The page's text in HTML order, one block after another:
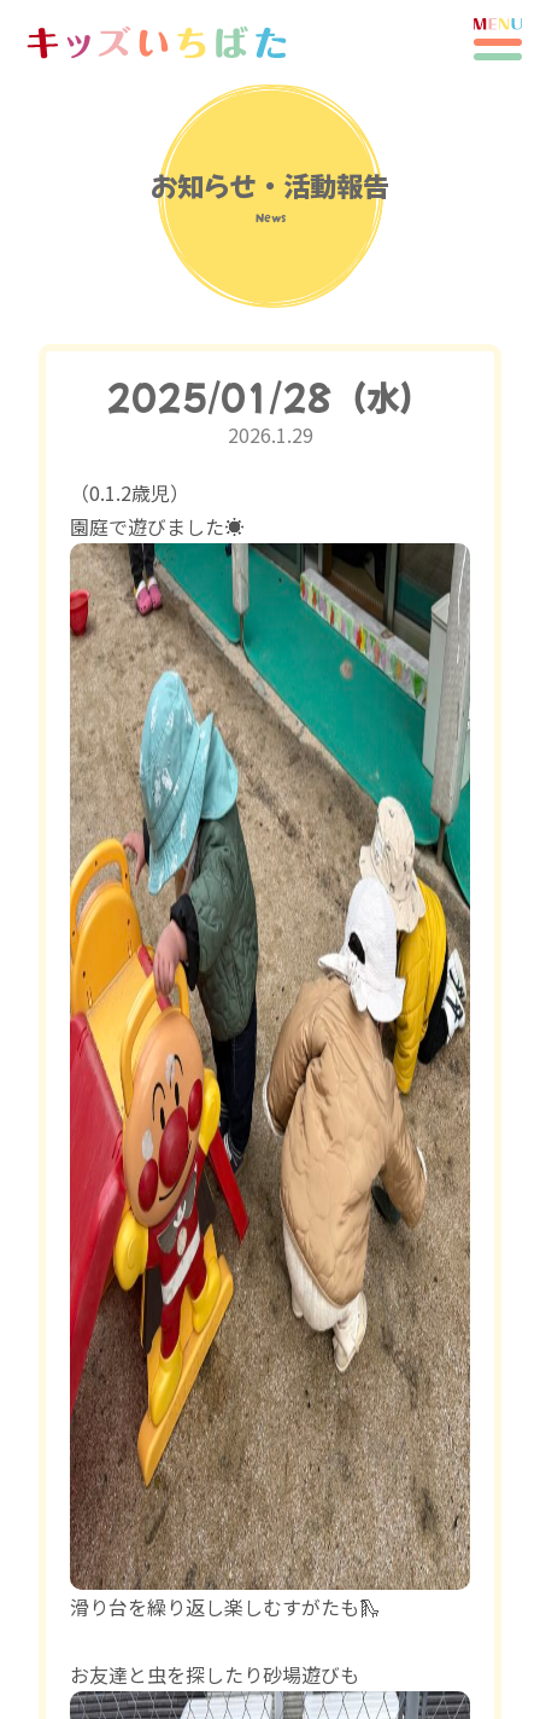
お知らせ・活動報告
News
2025/01/28（水）
2026.1.29
（0.1.2歳児）
園庭で遊びました☀️
滑り台を繰り返し楽しむすがたも🛝
お友達と虫を探したり砂場遊びも